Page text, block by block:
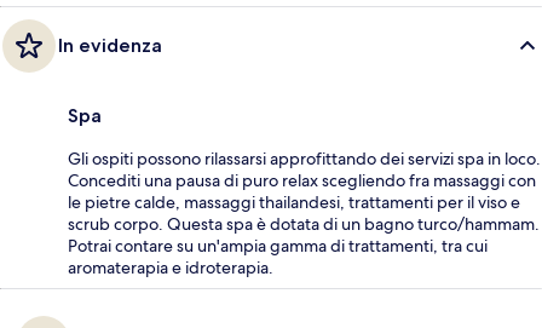
In evidenza
Spa
Gli ospiti possono rilassarsi approfittando dei servizi spa in loco.
Concediti una pausa di puro relax scegliendo fra massaggi con
le pietre calde, massaggi thailandesi, trattamenti per il viso e
scrub corpo. Questa spa è dotata di un bagno turco/hammam.
Potrai contare su un'ampia gamma di trattamenti, tra cui
aromaterapia e idroterapia.